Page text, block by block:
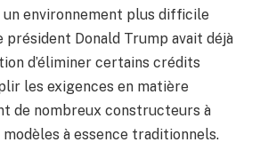
un environnement plus difficile
président Donald Trump avait déjà
d’éliminer certains crédits
les exigences en matière
de nombreux constructeurs à
à essence traditionnels.